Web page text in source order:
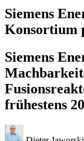
Siemens
Konsortium
Siemens
frühestens